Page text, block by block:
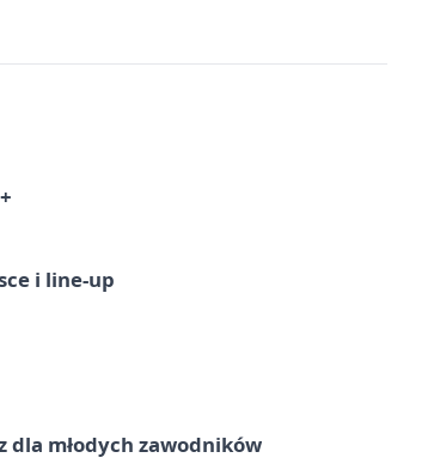
i line-up
dla młodych zawodników